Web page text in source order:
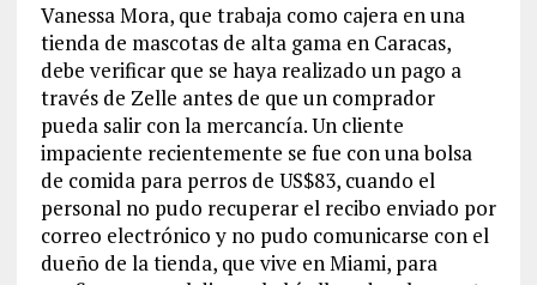
Vanessa Mora, que trabaja como cajera en una
tienda de mascotas de alta gama en Caracas,
debe verificar que se haya realizado un pago a
través de Zelle antes de que un comprador
pueda salir con la mercancía. Un cliente
impaciente recientemente se fue con una bolsa
de comida para perros de US$83, cuando el
personal no pudo recuperar el recibo enviado por
correo electrónico y no pudo comunicarse con el
dueño de la tienda, que vive en Miami, para